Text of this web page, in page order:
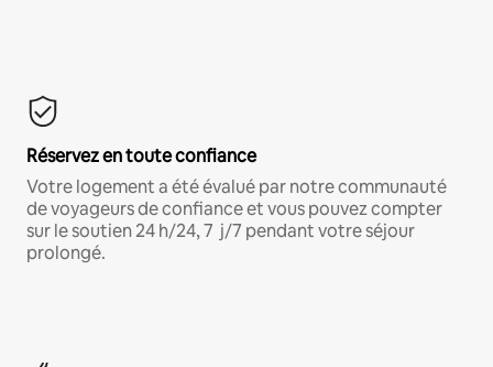
Réservez en toute confiance
Votre logement a été évalué par notre communauté
de voyageurs de confiance et vous pouvez compter
sur le soutien 24 h/24, 7 j/7 pendant votre séjour
prolongé.